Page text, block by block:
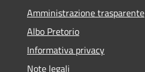
Amministrazione trasparente
Albo Pretorio
Informativa privacy
Note legali